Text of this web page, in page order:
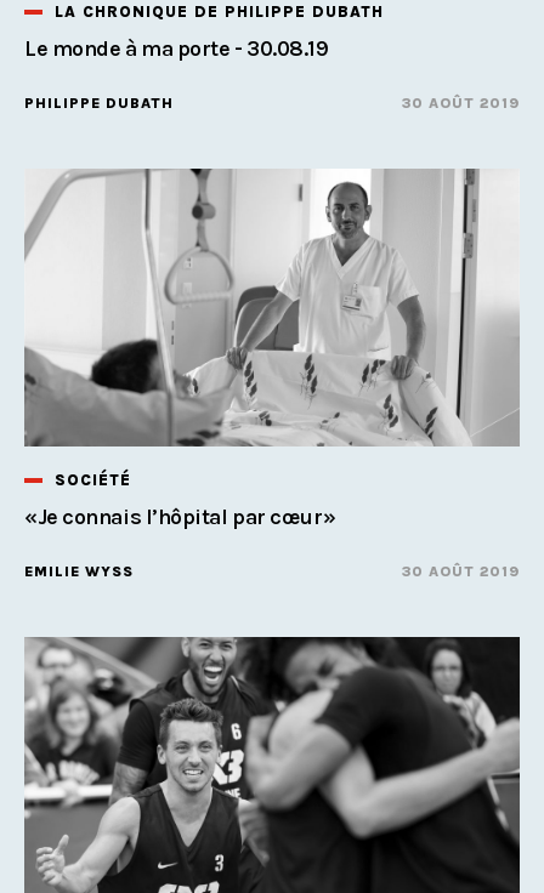
LA CHRONIQUE DE PHILIPPE DUBATH
Le monde à ma porte - 30.08.19
PHILIPPE DUBATH 30 AOÛT 2019
SOCIÉTÉ
«Je connais l’hôpital par cœur»
EMILIE WYSS 30 AOÛT 2019